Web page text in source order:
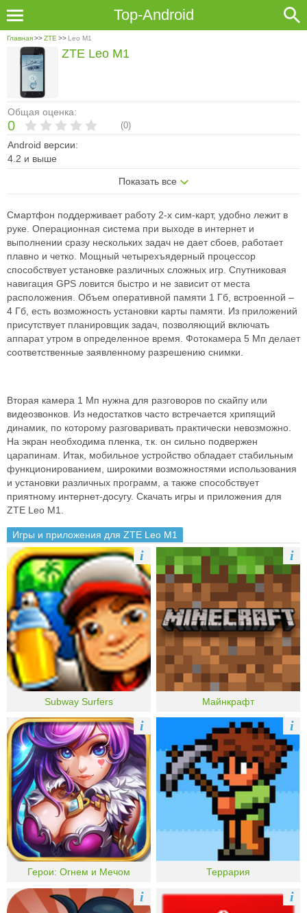
Top-Android
Главная>>ZTE >> Leo M1
Общая оценка:
0 (0)
Android версии:
4.2 и выше
Показать все
ZTE Leo M1
Смартфон поддерживает работу 2-х сим-карт, удобно лежит в
руке. Операционная система при выходе в интернет и
выполнении сразу нескольких задач не дает сбоев, работает
плавно и четко. Мощный четырехъядерный процессор
способствует установке различных сложных игр. Спутниковая
навигация GPS ловится быстро и не зависит от места
расположения. Объем оперативной памяти 1 Гб, встроенной –
4 Гб, есть возможность установки карты памяти. Из приложений
присутствует планировщик задач, позволяющий включать
аппарат утром в определенное время. Фотокамера 5 Мп делает
соответственные заявленному разрешению снимки.
Вторая камера 1 Мп нужна для разговоров по скайпу или
видеозвонков. Из недостатков часто встречается хрипящий
динамик, по которому разговаривать практически невозможно.
На экран необходима пленка, т.к. он сильно подвержен
царапинам. Итак, мобильное устройство обладает стабильным
функционированием, широкими возможностями использования
и установки различных программ, а также способствует
приятному интернет-досугу. Скачать игры и приложения для
ZTE Leo M1.
Игры и приложения для ZTE Leo M1
Subway Surfers
i
Майнкрафт
i
Герои: Огнем и Мечом
i
Террария
i
i i